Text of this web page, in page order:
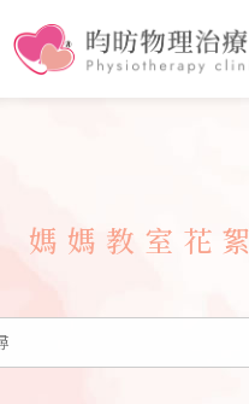
媽媽教室花絮